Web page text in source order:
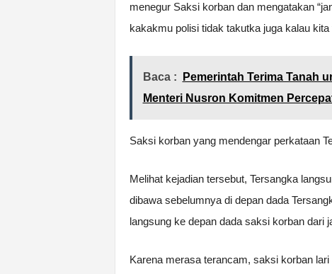
menegur Saksi korban dan mengatakan
kakakmu polisi tidak takutka juga kalau kita
Baca :
Pemerintah Terima Tanah
Menteri Nusron Komitmen
Saksi korban yang mendengar perkataan
Melihat kejadian tersebut, Tersangka
dibawa sebelumnya di depan dada
langsung ke depan dada saksi korban dari
Karena merasa terancam, saksi korban